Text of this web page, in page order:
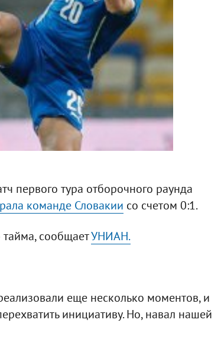
первого тура отборочного раунда
команде Словакии со счетом 0:1.
сообщаетУНИАН.
еще несколько моментов, и
инициативу. Но, навал нашей